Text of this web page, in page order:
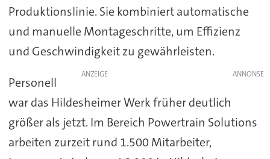
Produktionslinie. Sie kombiniert automatische
und manuelle Montageschritte, um Effizienz
und Geschwindigkeit zu gewährleisten.
ANZEIGE
Personell
war das Hildesheimer Werk früher deutlich
größer als jetzt. Im Bereich Powertrain Solutions
arbeiten zurzeit rund 1.500 Mitarbeiter,